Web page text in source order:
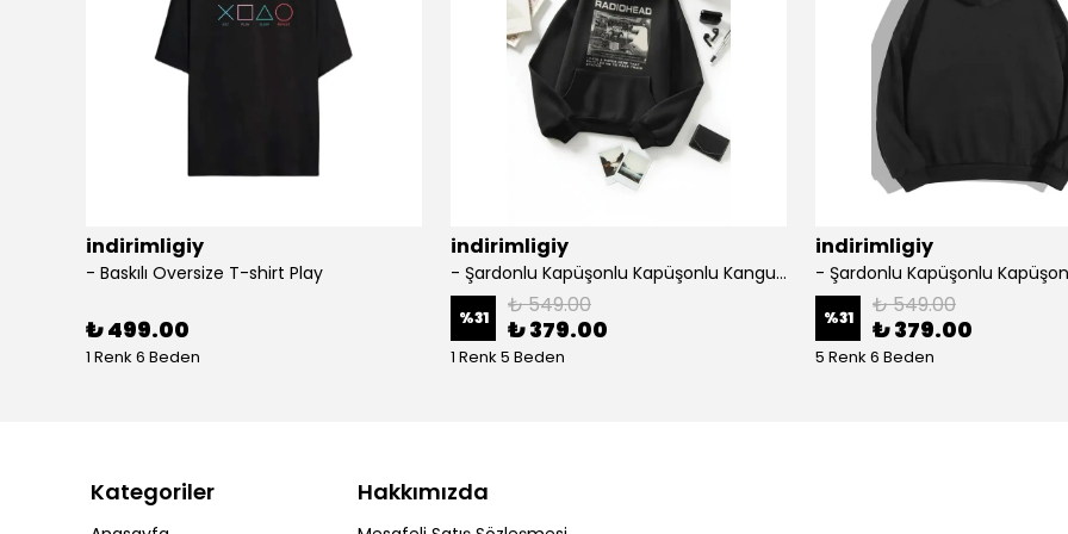
indirimligiy
- Baskılı Oversize T-shirt Play
₺ 499.00
1 Renk 6 Beden
indirimligiy
- Şardonlu Kapüşonlu Kapüşonlu Kanguru Cep Oversize Lastik Paça Sweatshirt Takimi
%31 ₺ 549.00
₺ 379.00
1 Renk 5 Beden
indirimligiy
%31 ₺ 549.00
₺ 379.00
5 Renk 6 Beden
Kategoriler Hakkımızda